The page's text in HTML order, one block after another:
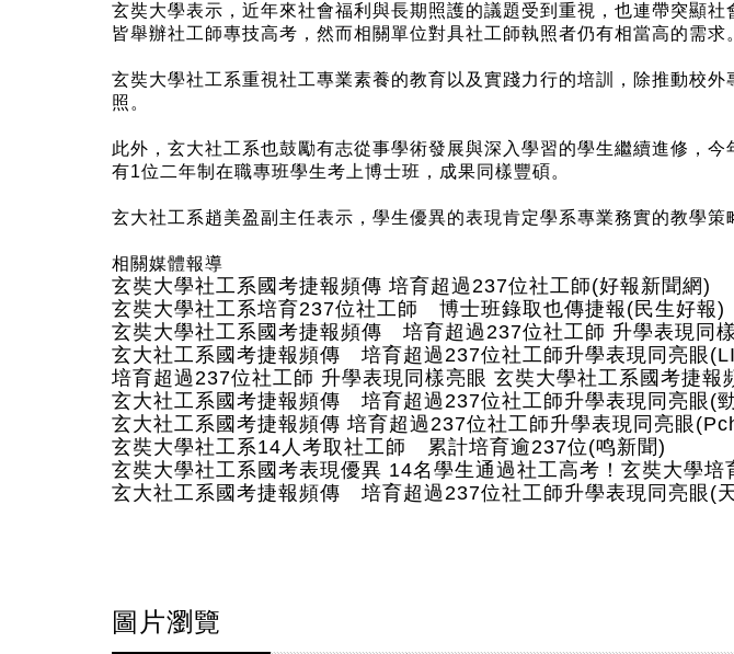
玄奘大學表示，近年來社會福利與長期照護的議題受到重視，也連帶突顯
皆舉辦社工師專技高考，然而相關單位對具社工師執照者仍有相當高的需求
玄奘大學社工系重視社工專業素養的教育以及實踐力行的培訓，除推動校
照。
此外，玄大社工系也鼓勵有志從事學術發展與深入學習的學生繼續進修，
有1位二年制在職專班學生考上博士班，成果同樣豐碩。
玄大社工系趙美盈副主任表示，學生優異的表現肯定學系專業務實的教學
相關媒體報導
玄奘大學社工系國考捷報頻傳 培育超過237位社工師(好報新聞網)
玄奘大學社工系培育237位社工師 博士班錄取也傳捷報(民生好報)
玄奘大學社工系國考捷報頻傳 培育超過237位社工師 升學表現同
玄大社工系國考捷報頻傳 培育超過237位社工師升學表現同亮眼
培育超過237位社工師 升學表現同樣亮眼 玄奘大學社工系國考捷報
玄大社工系國考捷報頻傳 培育超過237位社工師升學表現同亮眼(
玄大社工系國考捷報頻傳 培育超過237位社工師升學表現同亮眼
玄奘大學社工系14人考取社工師 累計培育逾237位(鸣新聞)
玄奘大學社工系國考表現優異 14名學生通過社工高考！玄奘大學
玄大社工系國考捷報頻傳 培育超過237位社工師升學表現同亮眼(
圖片瀏覽